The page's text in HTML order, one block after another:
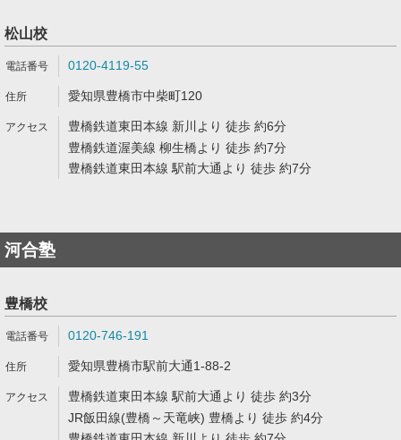
松山校
0120-4119-55
愛知県豊橋市中柴町120
豊橋鉄道東田本線 新川より 徒歩 約6分
豊橋鉄道渥美線 柳生橋より 徒歩 約7分
豊橋鉄道東田本線 駅前大通より 徒歩 約7分
河合塾
豊橋校
0120-746-191
愛知県豊橋市駅前大通1-88-2
豊橋鉄道東田本線 駅前大通より 徒歩 約3分
JR飯田線(豊橋～天竜峡) 豊橋より 徒歩 約4分